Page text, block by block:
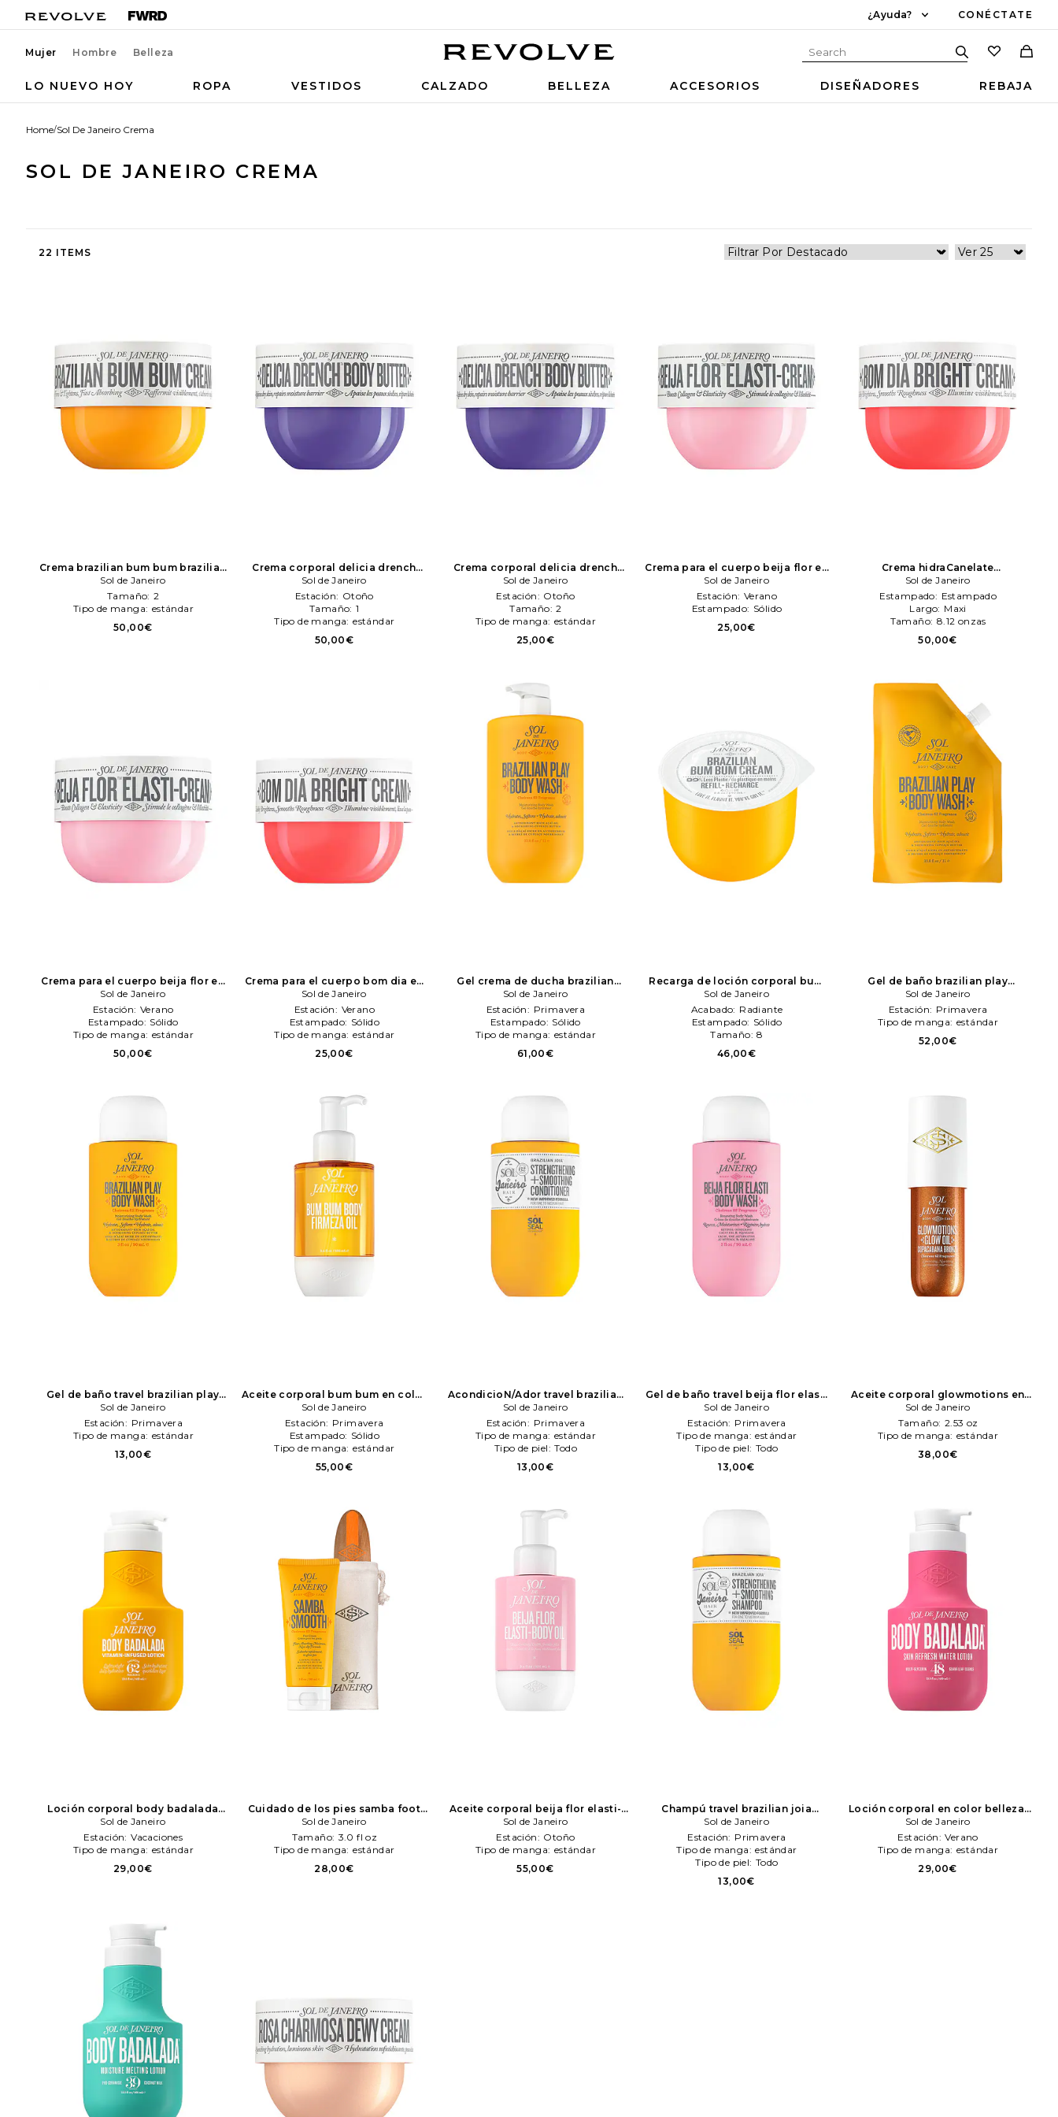
¿Ayuda? CONÉCTATE
Mujer Hombre Belleza
LO NUEVO HOY ROPA VESTIDOS CALZADO BELLEZA ACCESORIOS DISEÑADORES REBAJA
Home/Sol De Janeiro Crema
SOL DE JANEIRO CREMA
22 ITEMS
Crema brazilian bum bum brazilian
bum bum en color belleza: N/A
de Janeiro
Sol de Janeiro
Tamaño: 2
Tipo de manga: estándar
50,00€
Crema corporal delicia drench
body butter en color belleza: N/A
Sol de Janeiro
Sol de Janeiro
Estación: Otoño
Tamaño: 1
Tipo de manga: estándar
50,00€
Crema corporal delicia drench
body butter en color belleza: N/A
Sol de Janeiro
Sol de Janeiro
Estación: Otoño
Tamaño: 2
Tipo de manga: estándar
25,00€
Crema para el cuerpo beija flor en
color belleza: N/A Sol de Janeiro
Sol de Janeiro
Estación: Verano
Estampado: Sólido
25,00€
Crema hidraCanelate
ilumeN/Adora bom dia en color
belleza: N/A Sol de Janeiro
Sol de Janeiro
Estampado: Estampado
Largo: Maxi
Tamaño: 8.12 onzas
50,00€
Crema para el cuerpo beija flor en
color belleza: N/A Sol de Janeiro
Sol de Janeiro
Estación: Verano
Estampado: Sólido
Tipo de manga: estándar
50,00€
Crema para el cuerpo bom dia en
color belleza: N/A Sol de Janeiro
Sol de Janeiro
Estación: Verano
Estampado: Sólido
Tipo de manga: estándar
25,00€
Gel crema de ducha brazilian
4play shower Crema gel 1 l en
color belleza: N/A Sol de Janeiro
Sol de Janeiro
Estación: Primavera
Estampado: Sólido
Tipo de manga: estándar
61,00€
Recarga de loción corporal bum
bum Crema refill pod en color
belleza: N/A Sol de Janeiro
Sol de Janeiro
Acabado: Radiante
Estampado: Sólido
Tamaño: 8
46,00€
Gel de baño brazilian play
moisturizeng shower Crema-gel 1l
refill en color belleza: N/A
Janeiro
Sol de Janeiro
Estación: Primavera
Tipo de manga: estándar
52,00€
Gel de baño travel brazilian play
moisturizeng shower Crema-gel en
color belleza: N/A Sol de Janeiro
Sol de Janeiro
Estación: Primavera
Tipo de manga: estándar
13,00€
Aceite corporal bum bum en color
belleza: N/A Sol de Janeiro
Sol de Janeiro
Estación: Primavera
Estampado: Sólido
Tipo de manga: estándar
55,00€
AcondicioN/Ador travel brazilian
joia strengtheneng & smootheng
conditioner en color belleza: N/A
Sol de Janeiro
Sol de Janeiro
Estación: Primavera
Tipo de manga: estándar
Tipo de piel: Todo
13,00€
Gel de baño travel beija flor elasti
body wash en color belleza: N/A
Sol de Janeiro
Sol de Janeiro
Estación: Primavera
Tipo de manga: estándar
Tipo de piel: Todo
13,00€
Aceite corporal glowmotions en
color belleza: N/A Sol de Janeiro
Sol de Janeiro
Tamaño: 2.53 oz
Tipo de manga: estándar
38,00€
Loción corporal body badalada
body lotion en color belleza: N/A
Sol de Janeiro
Sol de Janeiro
Estación: Vacaciones
Tipo de manga: estándar
29,00€
Cuidado de los pies samba foot
fetish care en color belleza: N/A
Sol de Janeiro
Sol de Janeiro
Tamaño: 3.0 fl oz
Tipo de manga: estándar
28,00€
Aceite corporal beija flor elasti-
body oil en color belleza: N/A
de Janeiro
Sol de Janeiro
Estación: Otoño
Tipo de manga: estándar
55,00€
Champú travel brazilian joia
strengtheneng & smootheng
shampoo en color belleza: N/A
de Janeiro
Sol de Janeiro
Estación: Primavera
Tipo de manga: estándar
Tipo de piel: Todo
13,00€
Loción corporal en color belleza:
N/A Sol de Janeiro
Sol de Janeiro
Estación: Verano
Tipo de manga: estándar
29,00€